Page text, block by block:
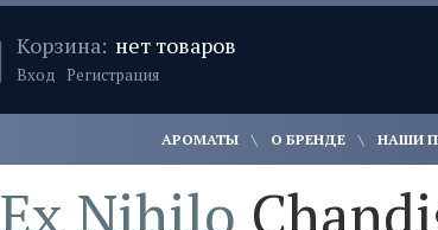
Корзина: нет товаров
Вход Регистрация
АРОМАТЫ О БРЕНДЕ НАШИ
Ex Nihilo